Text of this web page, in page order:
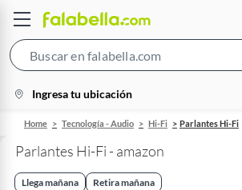
Bar
location-
icon
Ingresa tu ubicación
Home Tecnología - Audio Hi-Fi Parlantes Hi-Fi
Parlantes Hi-Fi - amazon
Llega mañana Retira mañana